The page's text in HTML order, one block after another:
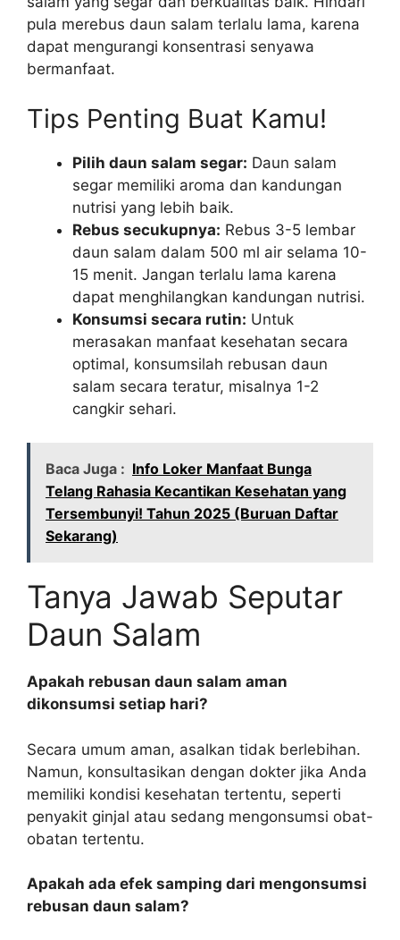
pula merebus daun salam terlalu lama, karena
dapat mengurangi konsentrasi senyawa
bermanfaat.
Tips Penting Buat Kamu!
Pilih daun salam segar: Daun salam
segar memiliki aroma dan kandungan
nutrisi yang lebih baik.
Rebus secukupnya: Rebus 3-5 lembar
daun salam dalam 500 ml air selama 10-
15 menit. Jangan terlalu lama karena
dapat menghilangkan kandungan nutrisi.
Konsumsi secara rutin: Untuk
merasakan manfaat kesehatan secara
optimal, konsumsilah rebusan daun
salam secara teratur, misalnya 1-2
cangkir sehari.
Baca Juga : Info Loker Manfaat Bunga
Telang Rahasia Kecantikan Kesehatan yang
Tersembunyi! Tahun 2025 (Buruan Daftar
Sekarang)
Tanya Jawab Seputar
Daun Salam
Apakah rebusan daun salam aman
dikonsumsi setiap hari?
Secara umum aman, asalkan tidak berlebihan.
Namun, konsultasikan dengan dokter jika Anda
memiliki kondisi kesehatan tertentu, seperti
penyakit ginjal atau sedang mengonsumsi obat-
obatan tertentu.
Apakah ada efek samping dari mengonsumsi
rebusan daun salam?